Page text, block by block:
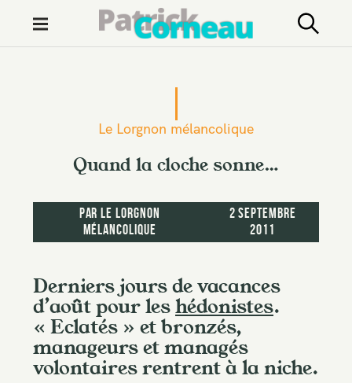
e
Le Lorgnon mélancolique
Quand la cloche sonne…
par Le Lorgnon
mélancolique
2 septembre
2011
Derniers jours de vacances
d’août pour leshédonistes.
« Eclatés » et bronzés,
manageurs et managés
volontaires rentrent à la niche.